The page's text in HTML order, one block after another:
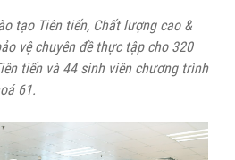
tạo Tiên tiến, Chất lượng cao &
vệ chuyên đề thực tập cho 320
tiến và 44 sinh viên chương trình
61.